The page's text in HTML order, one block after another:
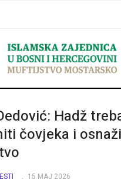
Hadž
čovjeka i
15 MAJ 2026